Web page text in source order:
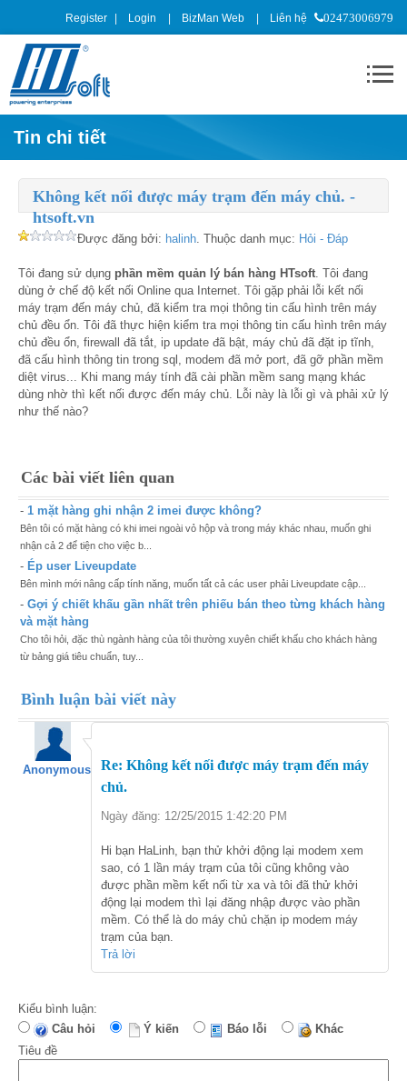
Register Login BizMan Web Liên hệ 02473006979
Tin chi tiết
Không kết nối được máy trạm đến máy chủ. -
htsoft.vn
Được đăng bởi: halinh. Thuộc danh mục: Hỏi - Đáp
Tôi đang sử dụng phần mềm quản lý bán hàng HTsoft. Tôi đang
dùng ở chế độ kết nối Online qua Internet. Tôi gặp phải lỗi kết nối
máy trạm đến máy chủ, đã kiểm tra mọi thông tin cấu hình trên máy
chủ đều ổn. Tôi đã thực hiện kiểm tra mọi thông tin cấu hình trên máy
chủ đều ổn, firewall đã tắt, ip update đã bật, máy chủ đã đặt ip tĩnh,
đã cấu hình thông tin trong sql, modem đã mở port, đã gỡ phần mềm
diệt virus... Khi mang máy tính đã cài phần mềm sang mạng khác
dùng nhờ thì kết nối được đến máy chủ. Lỗi này là lỗi gì và phải xử lý
như thế nào?
Các bài viết liên quan
- 1 mặt hàng ghi nhận 2 imei được không?
Bên tôi có mặt hàng có khi imei ngoài vỏ hộp và trong máy khác nhau, muốn ghi
nhận cả 2 để tiện cho việc b...
- Ép user Liveupdate
Bên mình mới nâng cấp tính năng, muốn tất cả các user phải Liveupdate cập...
- Gợi ý chiết khấu gần nhất trên phiếu bán theo từng khách hàng
và mặt hàng
Cho tôi hỏi, đặc thù ngành hàng của tôi thường xuyên chiết khấu cho khách hàng
từ bảng giá tiêu chuẩn, tuy...
Bình luận bài viết này
Anonymous
Re: Không kết nối được máy trạm đến máy
chủ.
Ngày đăng: 12/25/2015 1:42:20 PM
Hi bạn HaLinh, bạn thử khởi động lại modem xem
sao, có 1 lần máy trạm của tôi cũng không vào
được phần mềm kết nối từ xa và tôi đã thử khởi
động lại modem thì lại đăng nhập được vào phần
mềm. Có thể là do máy chủ chặn ip modem máy
trạm của bạn.
Trả lời
Kiểu bình luận:
Câu hỏi
Ý kiến Báo lỗi
Khác
Tiêu đề